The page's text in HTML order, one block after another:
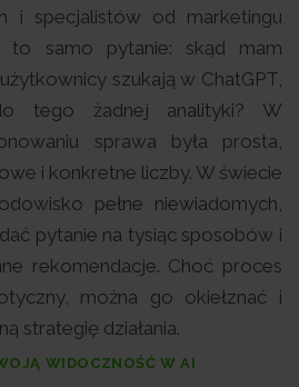
i specjalistów od marketingu
to samo pytanie: skąd mam
szukają w ChatGPT,
tego żadnej analityki? W
sprawa była prosta,
i konkretne liczby. W świecie
pełne niewiadomych,
pytanie na tysiąc sposobów i
rekomendacje. Choć proces
można go okiełznać i
strategię działania.
WIDOCZNOŚĆ W AI